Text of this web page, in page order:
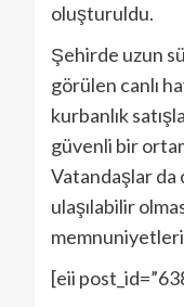
oluşturuldu.
Şehirde uzun
görülen canlı
kurbanlık
güvenli bir
Vatandaşlar da
ulaşılabilir
[eii